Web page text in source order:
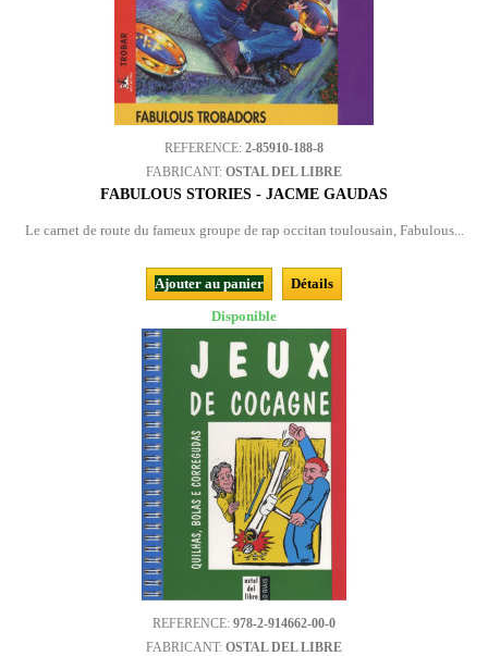
REFERENCE: 2-85910-188-8
FABRICANT: OSTAL DEL LIBRE
FABULOUS STORIES - JACME GAUDAS
Le carnet de route du fameux groupe de rap occitan toulousain, Fabulous...
Ajouter au panier
Détails
Disponible
REFERENCE: 978-2-914662-00-0
FABRICANT: OSTAL DEL LIBRE